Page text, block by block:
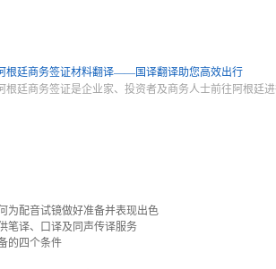
根廷商务签证材料翻译——国译翻译助您高效出行
根廷商务签证是企业家、投资者及商务人士前往阿根廷
为配音试镜做好准备并表现出色
笔译、口译及同声传译服务
的四个条件